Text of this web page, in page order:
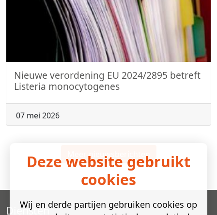
Nieuwe verordening EU 2024/2895 betreft
Listeria monocytogenes
07 mei 2026
Meer nieuwsberichten
Diensten
Deze website gebruikt
cookies
Wij en derde partijen gebruiken cookies op